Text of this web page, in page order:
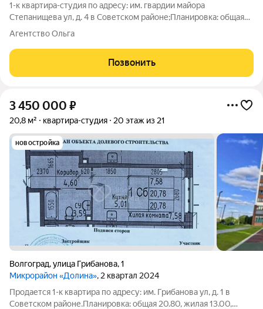
1-к квартира-студия по адресу: им. гвардии майора
Степанищева ул, д. 4 в Советском районе;Планировка: общая
21.30 / жилая 7.83 / кухня 5.21Пластиковые окна. Есть
ДолинуУсловия продажи: 1
Агентство Ольга
Позвонить
3 450 000 ₽
20,8 м² квартира-студия 20 этаж из 21
новостройка
Волгоград,улица Грибанова,1
Микрорайон «Долина», 2 квартал 2024
Продается 1-к квартира по адресу: им. Грибанова ул, д. 1 в
Советском районе.Планировка: общая 20.80, жилая 13.00,